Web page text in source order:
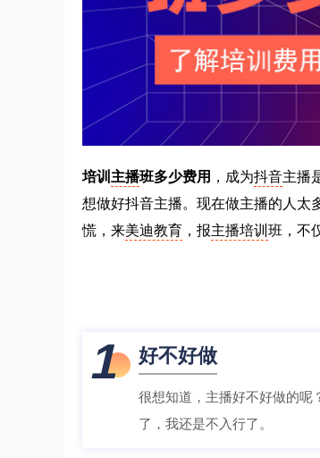
培训 主播班多少费用 ，成为抖音主播
想做好抖音主播。现在做主播的人太
慌，来美迪教育 ，报主播培训 班，不
1 好不好做
很想知道，主播好不好做的呢
了，我还是不入行了。